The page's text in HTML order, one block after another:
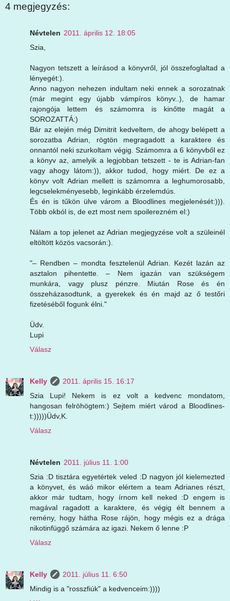
4 megjegyzés:
Névtelen 2011. április 12. 18:05
Szia,
Nagyon tetszett a leírásod a könyvről, jól összefoglaltad a
lényegét:).
Anno nagyon nehezen indultam neki ennek a sorozatnak
(már megint egy újabb vámpíros könyv..), de hamar
rajongója lettem és számomra is kinőtte magát a
SOROZATTÁ:)
Bár az elején még Dimitrit kedveltem, de ahogy belépett a
sorozatba Adrian, rögtön megragadott a karaktere és
onnantól neki szurkoltam végig. Számomra a 6 könyvből ez
a könyv az, amelyik a legjobban tetszett - te is Adrian-fan
vagy ahogy látom:)), akkor tudod, hogy miért. De ez a
könyv volt Adrian mellett is számomra a leghumorosabb,
legcselekményesebb, leginkább érzelemdús.
És én is tűkön ülve várom a Bloodlines megjelenését:))).
Több okból is, de ezt most nem spoilerezném el:)
Nálam a top jelenet az Adrian megjegyzése volt a szüleinél
eltöltött közös vacsorán:).
"– Rendben – mondta fesztelenül Adrian. Kezét lazán az
asztalon pihentette. – Nem igazán van szükségem
munkára, vagy plusz pénzre. Miután Rose és én
összeházasodtunk, a gyerekek és én majd az ő testőri
fizetéséből fogunk élni."
Üdv.
Lupi
Válasz
Kelly
2011. április 15. 16:17
Szia Lupi! Nekem is ez volt a kedvenc mondatom,
hangosan felröhögtem:) Sejtem miért várod a Bloodlines-
t:)))))Üdv,K.
Válasz
Névtelen 2011. július 11. 1:00
Szia :D tisztára egyetértek veled :D nagyon jól kielemezted
a könyvet, és wáó mikor elértem a team Adrianes részt,
akkor már tudtam, hogy írnom kell neked :D engem is
magával ragadott a karaktere, és végig élt bennem a
remény, hogy hátha Rose rájön, hogy mégis ez a drága
nikotinfüggő számára az igazi. Nekem ő lenne :P
Válasz
Kelly
2011. július 11. 6:50
Mindig is a "rosszfiúk" a kedvenceim:))))